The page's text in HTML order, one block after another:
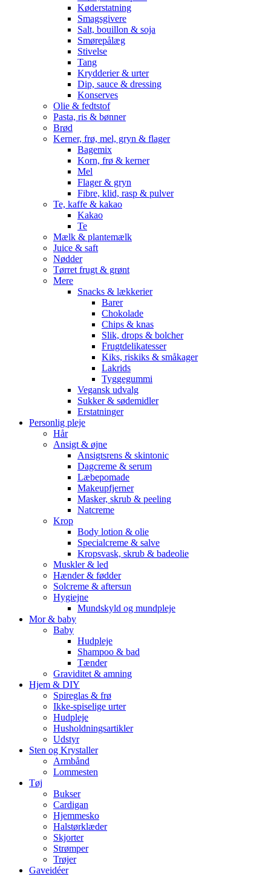
Køderstatning
Smagsgivere
Salt, bouillon & soja
Smørepålæg
Stivelse
Tang
Krydderier & urter
Dip, sauce & dressing
Konserves
Olie & fedtstof
Pasta, ris & bønner
Brød
Kerner, frø, mel, gryn & flager
Bagemix
Korn, frø & kerner
Mel
Flager & gryn
Fibre, klid, rasp & pulver
Te, kaffe & kakao
Kakao
Te
Mælk & plantemælk
Juice & saft
Nødder
Tørret frugt & grønt
Mere
Snacks & lækkerier
Barer
Chokolade
Chips & knas
Slik, drops & bolcher
Frugtdelikatesser
Kiks, riskiks & småkager
Lakrids
Tyggegummi
Vegansk udvalg
Sukker & sødemidler
Erstatninger
Personlig pleje
Hår
Ansigt & øjne
Ansigtsrens & skintonic
Dagcreme & serum
Læbepomade
Makeupfjerner
Masker, skrub & peeling
Natcreme
Krop
Body lotion & olie
Specialcreme & salve
Kropsvask, skrub & badeolie
Muskler & led
Hænder & fødder
Solcreme & aftersun
Hygiejne
Mundskyld og mundpleje
Mor & baby
Baby
Hudpleje
Shampoo & bad
Tænder
Graviditet & amning
Hjem & DIY
Spireglas & frø
Ikke-spiselige urter
Hudpleje
Husholdningsartikler
Udstyr
Sten og Krystaller
Armbånd
Lommesten
Tøj
Bukser
Cardigan
Hjemmesko
Halstørklæder
Skjorter
Strømper
Trøjer
Gaveidéer